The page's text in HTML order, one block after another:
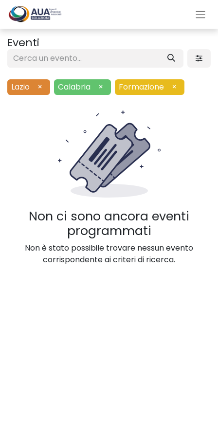
Eventi
Lazio × Calabria × Formazione ×
Non ci sono ancora eventi
programmati
Non è stato possibile trovare nessun evento
corrispondente ai criteri di ricerca.